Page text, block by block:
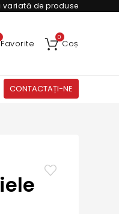
variată de produse
Favorite Coș
0
CONTACTAȚI-NE